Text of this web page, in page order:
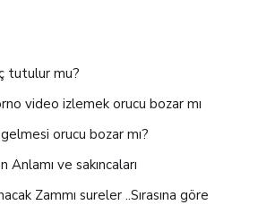
tutulur mu?
video izlemek orucu bozar mı
orucu bozar mı?
Anlamı ve sakıncaları
Zammı sureler ..Sırasına göre